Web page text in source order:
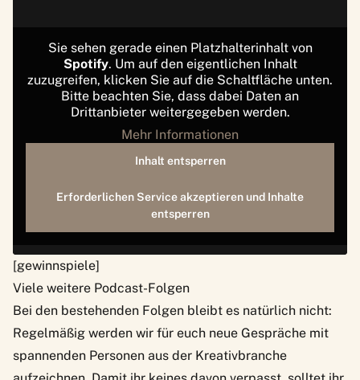
Sie sehen gerade einen Platzhalterinhalt von
Spotify. Um auf den eigentlichen Inhalt
zuzugreifen, klicken Sie auf die Schaltfläche unten.
Bitte beachten Sie, dass dabei Daten an
Drittanbieter weitergegeben werden.
Mehr Informationen
Inhalt entsperren
Erforderlichen Service akzeptieren und Inhalte
entsperren
[gewinnspiele]
Viele weitere Podcast-Folgen
Bei den bestehenden Folgen bleibt es natürlich nicht:
Regelmäßig werden wir für euch neue Gespräche mit
spannenden Personen aus der Kreativbranche